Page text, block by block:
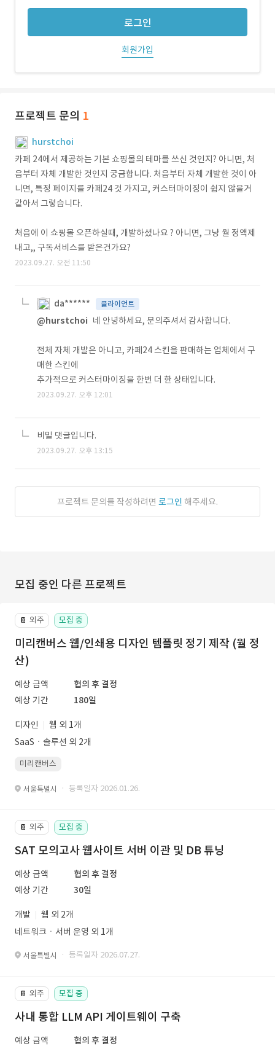
로그인
회원가입
프로젝트 문의 1
hurstchoi
카페 24에서 제공하는 기본 쇼핑몰의 테마를 쓰신 것인지? 아니면, 처
음부터 자체 개발한 것인지 궁금합니다. 처음부터 자체 개발한 것이 아
니면, 특정 페이지를 카페24 것 가지고, 커스터마이징이 쉽지 않을거
같아서 그렇습니다.
처음에 이 쇼핑몰 오픈하실때, 개발하셨나요 ? 아니면, 그냥 월 정액제
내고,, 구독서비스를 받은건가요?
2023.09.27. 오전 11:50
da****** 클라이언트
@hurstchoi 네 안녕하세요, 문의주셔서 감사합니다.
전체 자체 개발은 아니고, 카페24 스킨을 판매하는 업체에서 구
매한 스킨에
추가적으로 커스터마이징을 한번 더 한 상태입니다.
2023.09.27. 오후 12:01
비밀 댓글입니다.
2023.09.27. 오후 13:15
프로젝트 문의를 작성하려면 로그인 해주세요.
모집 중인 다른 프로젝트
📔 외주 모집 중
미리캔버스 웹/인쇄용 디자인 템플릿 정기 제작 (월 정
산)
예상 금액
협의 후 결정
예상 기간
180일
디자인
웹 외 1개
SaaSㆍ솔루션 외 2개
미리캔버스
서울특별시 · 등록일자 2026.01.26.
📔 외주 모집 중
SAT 모의고사 웹사이트 서버 이관 및 DB 튜닝
예상 금액
협의 후 결정
예상 기간
30일
개발
웹 외 2개
네트워크ㆍ서버 운영 외 1개
서울특별시 · 등록일자 2026.07.27.
📔 외주 모집 중
사내 통합 LLM API 게이트웨이 구축
예상 금액
협의 후 결정